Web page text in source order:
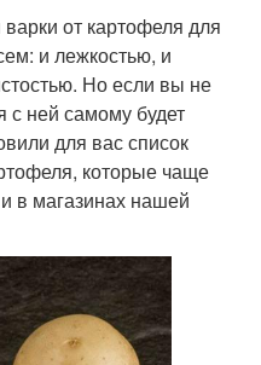
от картофеля для
и лежкостью, и
Но если вы не
с ней самому будет
для вас список
которые чаще
в магазинах нашей